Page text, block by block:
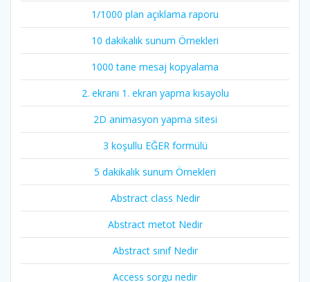
1/1000 plan açıklama raporu
10 dakikalık sunum Örnekleri
1000 tane mesaj kopyalama
2. ekranı 1. ekran yapma kısayolu
2D animasyon yapma sitesi
3 koşullu EĞER formülü
5 dakikalık sunum Örnekleri
Abstract class Nedir
Abstract metot Nedir
Abstract sınıf Nedir
Access sorgu nedir